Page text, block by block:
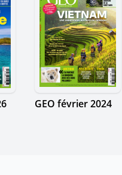
GEO février 2024